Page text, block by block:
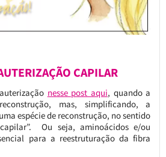
CAPILAR
nesse post aqui, quando a
mas, simplificando, a
espécie de reconstrução, no sentido
Ou seja, aminoácidos e/ou
para a reestruturação da fibra